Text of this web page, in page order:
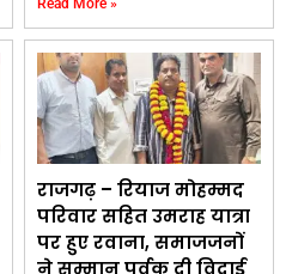
राजगढ़ – रियाज मोहम्मद
परिवार सहित उमराह यात्रा
पर हुए रवाना, समाजजनों